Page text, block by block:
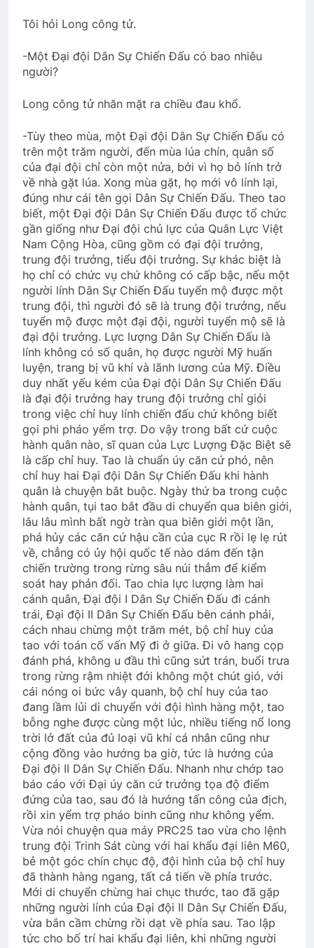
Tôi hỏi Long công tử.
-Một Đại đội Dân Sự Chiến Đấu có bao nhiêu
người?
Long công tử nhăn mặt ra chiều đau khổ.
-Tùy theo mùa, một Đại đội Dân Sự Chiến Đấu có
trên một trăm người, đến mùa lúa chín, quân số
của đại đội chỉ còn một nửa, bởi vì họ bỏ lính trở
về nhà gặt lúa. Xong mùa gặt, họ mới vô lính lại,
đúng như cái tên gọi Dân Sự Chiến Đấu. Theo tao
biết, một Đại đội Dân Sự Chiến Đấu được tổ chức
gần giống như Đại đội chủ lực của Quân Lực Việt
Nam Cộng Hòa, cũng gồm có đại đội trưởng,
trung đội trưởng, tiểu đội trưởng. Sự khác biệt là
họ chỉ có chức vụ chứ không có cấp bậc, nếu một
người lính Dân Sự Chiến Đấu tuyển mộ được một
trung đội, thì người đó sẽ là trung đội trưởng, nếu
tuyển mộ được một đại đội, người tuyển mộ sẽ là
đại đội trưởng. Lực lượng Dân Sự Chiến Đấu là
lính không có số quân, họ được người Mỹ huấn
luyện, trang bị vũ khí và lãnh lương của Mỹ. Điều
duy nhất yếu kém của Đại đội Dân Sự Chiến Đấu
là đại đội trưởng hay trung đội trưởng chỉ giỏi
trong việc chỉ huy lính chiến đấu chứ không biết
gọi phi pháo yểm trợ. Do vậy trong bất cứ cuộc
hành quân nào, sĩ quan của Lực Lượng Đặc Biệt sẽ
là cấp chỉ huy. Tao là chuẩn úy căn cứ phó, nên
chỉ huy hai Đại đội Dân Sự Chiến Đấu khi hành
quân là chuyện bắt buộc. Ngày thứ ba trong cuộc
hành quân, tụi tao bắt đầu di chuyển qua biên giới,
lâu lâu mình bất ngờ tràn qua biên giới một lần,
phá hủy các căn cứ hậu cần của cục R rồi lẹ lẹ rút
về, chẳng có ủy hội quốc tế nào dám đến tận
chiến trường trong rừng sâu núi thẳm để kiểm
soát hay phản đối. Tao chia lực lượng làm hai
cánh quân, Đại đội I Dân Sự Chiến Đấu đi cánh
trái, Đại đội II Dân Sự Chiến Đấu bên cánh phải,
cách nhau chừng một trăm mét, bộ chỉ huy của
tao với toán cố vấn Mỹ đi ở giữa. Đi vô hang cọp
đánh phá, không u đầu thì cũng sứt trán, buổi trưa
trong rừng rậm nhiệt đới không một chút gió, với
cái nóng oi bức vây quanh, bộ chỉ huy của tao
đang lầm lủi di chuyển với đội hình hàng một, tao
bỗng nghe được cùng một lúc, nhiều tiếng nổ long
trời lở đất của đủ loại vũ khí cá nhân cũng như
cộng đồng vào hướng ba giờ, tức là hướng của
Đại đội II Dân Sự Chiến Đấu. Nhanh như chớp tao
báo cáo với Đại úy căn cứ trưởng tọa độ điểm
đứng của tao, sau đó là hướng tấn công của địch,
rồi xin yểm trợ pháo binh cũng như không yểm.
Vừa nói chuyện qua máy PRC25 tao vừa cho lệnh
trung đội Trinh Sát cùng với hai khẩu đại liên M60,
bẻ một góc chín chục độ, đội hình của bộ chỉ huy
đã thành hàng ngang, tất cả tiến về phía trước.
Mới di chuyển chừng hai chục thước, tao đã gặp
những người lính của Đại đội II Dân Sự Chiến Đấu,
vừa bắn cầm chừng rồi dạt về phía sau. Tao lập
tức cho bố trí hai khẩu đại liên, khi những người